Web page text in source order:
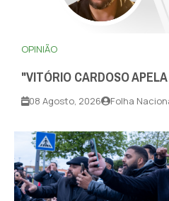
OPINIÃO
"VITÓRIO CARDOSO
08 Agosto, 2026 Folha